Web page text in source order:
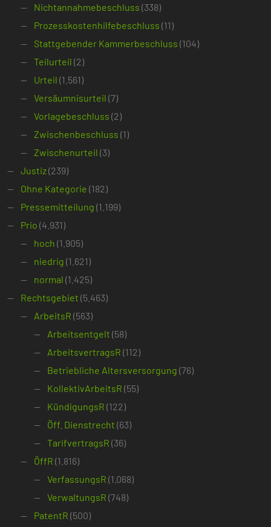
Nichtannahmebeschluss (338)
Prozesskostenhilfebeschluss (11)
Stattgebender Kammerbeschluss (104)
Teilurteil (2)
Urteil (1.561)
Versäumnisurteil (7)
Vorlagebeschluss (2)
Zwischenbeschluss (1)
Zwischenurteil (3)
Justiz(239)
Ohne Kategorie (182)
Pressemitteilung (1.199)
Prio (4.931)
hoch (1.905)
niedrig (1.621)
normal (1.425)
Rechtsgebiet (5.463)
ArbeitsR (563)
Arbeitsentgelt (58)
ArbeitsvertragsR (112)
Betriebliche Altersversorgung (76)
KollektivArbeitsR (55)
KündigungsR (122)
Öff. Dienstrecht (63)
TarifvertragsR (36)
ÖffR (1.816)
VerfassungsR (1.068)
VerwaltungsR (748)
PatentR (500)